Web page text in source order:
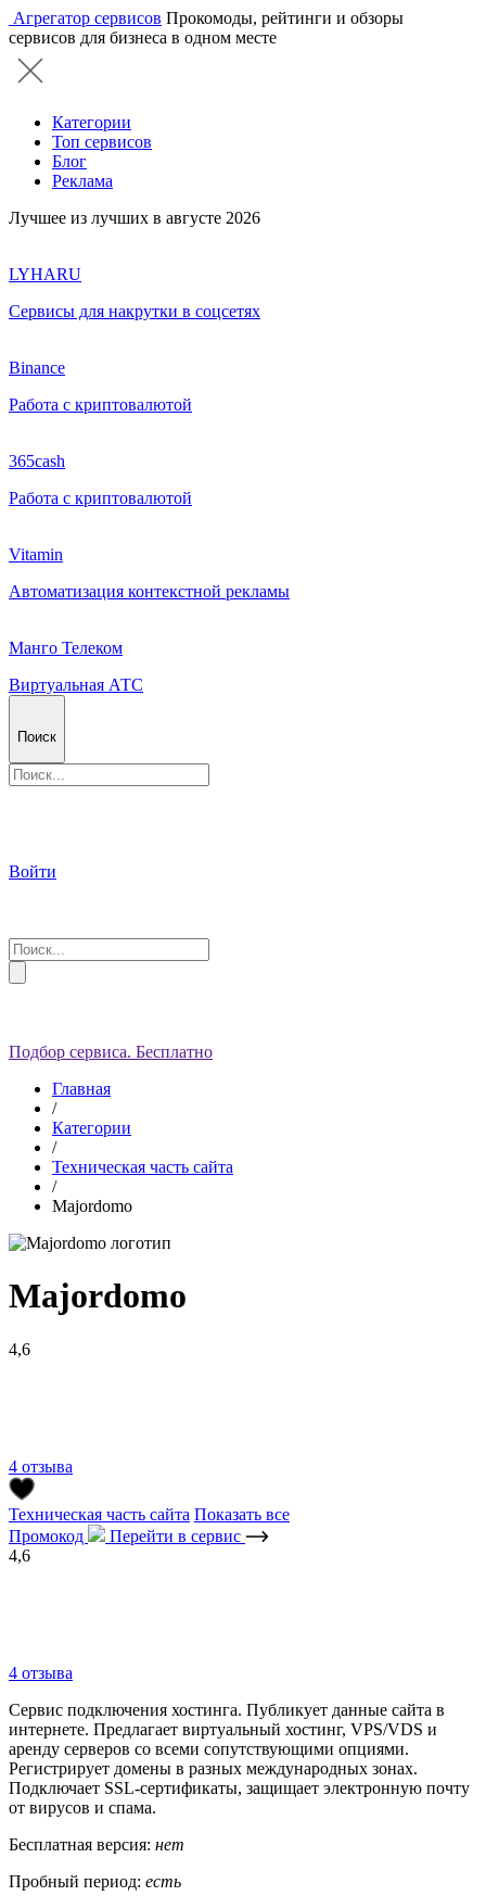
Агрегатор сервисов Прокомоды, рейтинги и обзоры
сервисов для бизнеса в одном месте
Категории
Топ сервисов
Блог
Реклама
Лучшее из лучших в августе 2026
LYHARU
Сервисы для накрутки в соцсетях
Binance
Работа с криптовалютой
365cash
Работа с криптовалютой
Vitamin
Автоматизация контекстной рекламы
Манго Телеком
Виртуальная АТС
Поиск
Войти
Подбор сервиса. Бесплатно
Главная
/
Категории
/
Техническая часть сайта
/
Majordomo
Majordomo
4,6
4 отзыва
Техническая часть сайта Показать все
Промокод
Перейти в сервис
4,6
4 отзыва
Сервис подключения хостинга. Публикует данные сайта в
интернете. Предлагает виртуальный хостинг, VPS/VDS и
аренду серверов со всеми сопутствующими опциями.
Регистрирует домены в разных международных зонах.
Подключает SSL-сертификаты, защищает электронную почту
от вирусов и спама.
Бесплатная версия: нет
Пробный период: есть